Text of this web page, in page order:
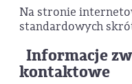
Na stronie
standardowych
Informacje
kontaktowe